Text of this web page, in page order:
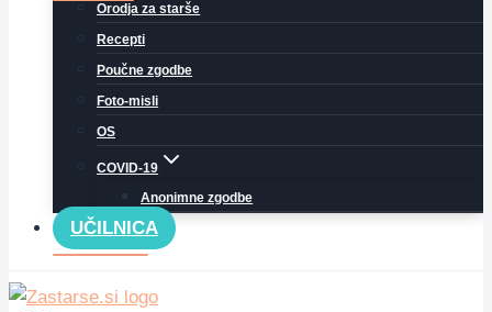
Orodja za starše
Recepti
Poučne zgodbe
Foto-misli
OS
COVID-19
Anonimne zgodbe
UČILNICA